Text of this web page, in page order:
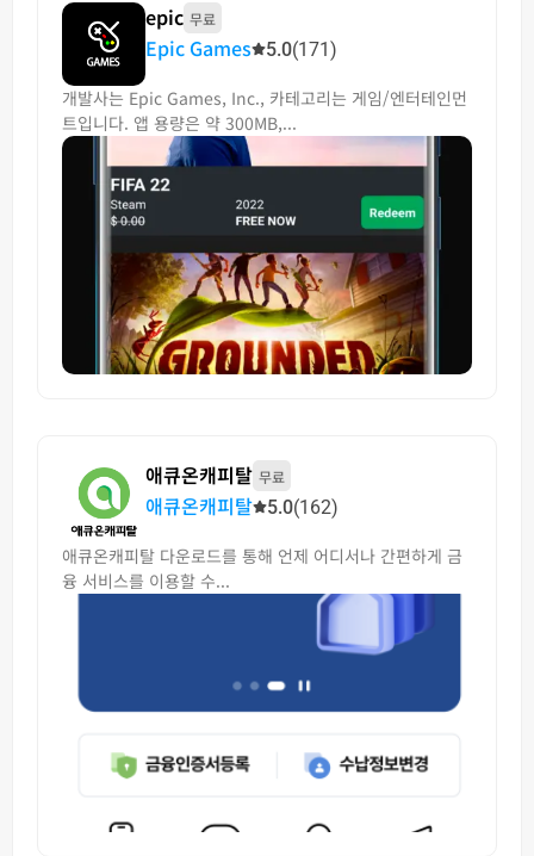
epic 무료
Epic Games 5.0(171)
개발사는 Epic Games, Inc., 카테고리는 게임/엔터테인먼
트입니다. 앱 용량은 약 300MB,...
애큐온캐피탈 무료
애큐온캐피탈 5.0(162)
애큐온캐피탈 다운로드를 통해 언제 어디서나 간편하게 금
융 서비스를 이용할 수...